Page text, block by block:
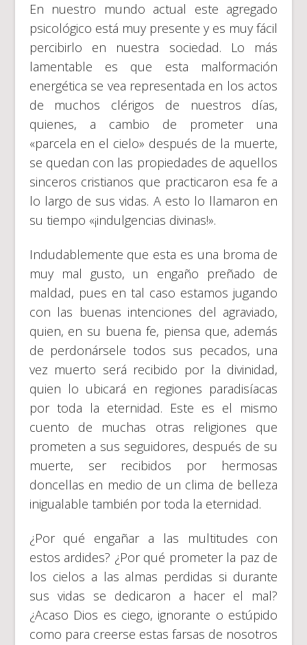
En nuestro mundo actual este agregado
psicológico está muy presente y es muy fácil
percibirlo en nuestra sociedad. Lo más
lamentable es que esta malformación
energética se vea representada en los actos
de muchos clérigos de nuestros días,
quienes, a cambio de prometer una
«parcela en el cielo» después de la muerte,
se quedan con las propiedades de aquellos
sinceros cristianos que practicaron esa fe a
lo largo de sus vidas. A esto lo llamaron en
su tiempo «¡indulgencias divinas!».
Indudablemente que esta es una broma de
muy mal gusto, un engaño preñado de
maldad, pues en tal caso estamos jugando
con las buenas intenciones del agraviado,
quien, en su buena fe, piensa que, además
de perdonársele todos sus pecados, una
vez muerto será recibido por la divinidad,
quien lo ubicará en regiones paradisíacas
por toda la eternidad. Este es el mismo
cuento de muchas otras religiones que
prometen a sus seguidores, después de su
muerte, ser recibidos por hermosas
doncellas en medio de un clima de belleza
inigualable también por toda la eternidad.
¿Por qué engañar a las multitudes con
estos ardides? ¿Por qué prometer la paz de
los cielos a las almas perdidas si durante
sus vidas se dedicaron a hacer el mal?
¿Acaso Dios es ciego, ignorante o estúpido
como para creerse estas farsas de nosotros